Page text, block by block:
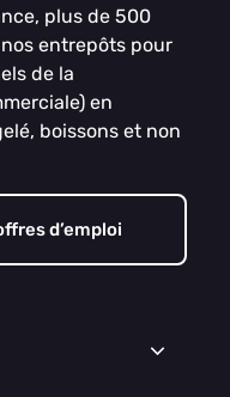
plus de 500
entrepôts pour
de la
en
boissons et non
d’emploi